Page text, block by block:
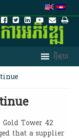
Tower 42
that a supplier